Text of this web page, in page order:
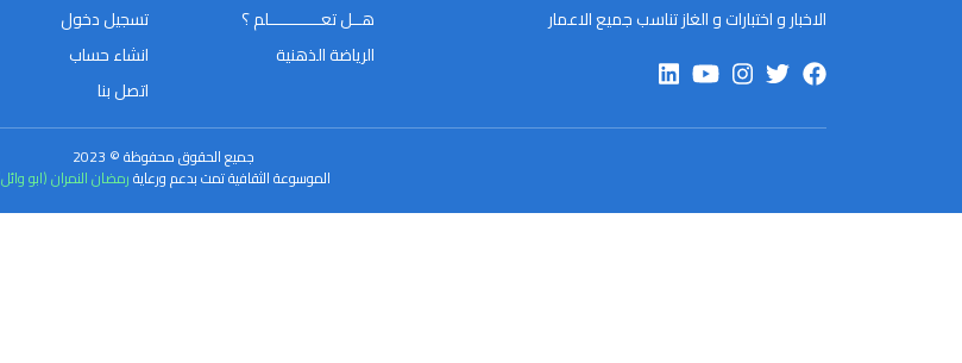
الاخبار و اختبارات و الغاز تناسب جميع الاعمار
هــل تعـــــــــــلم ؟
الرياضة الذهنية
تسجيل دخول
انشاء حساب
اتصل بنا
جميع الحقوق محفوظة © 2023
الموسوعة الثقافية تمت بدعم ورعايةرمضان النمران (ابو